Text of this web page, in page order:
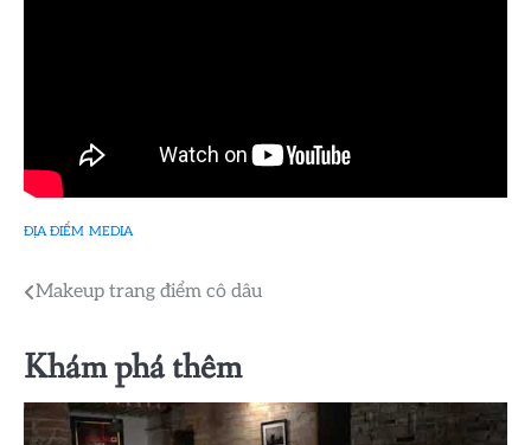
ĐỊA ĐIỂM MEDIA
Điều
bài
viết
Makeup trang điểm cô dâu
Khám phá thêm